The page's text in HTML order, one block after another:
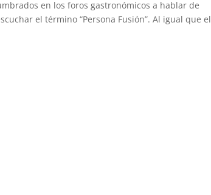
en los foros gastronómicos a hablar de
el término “Persona Fusión”. Al igual que el